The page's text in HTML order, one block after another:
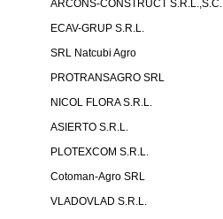
ARCONS-CONSTRUCT S.R.L.,S.C.
ECAV-GRUP S.R.L.
SRL Natcubi Agro
PROTRANSAGRO SRL
NICOL FLORA S.R.L.
ASIERTO S.R.L.
PLOTEXCOM S.R.L.
Cotoman-Agro SRL
VLADOVLAD S.R.L.